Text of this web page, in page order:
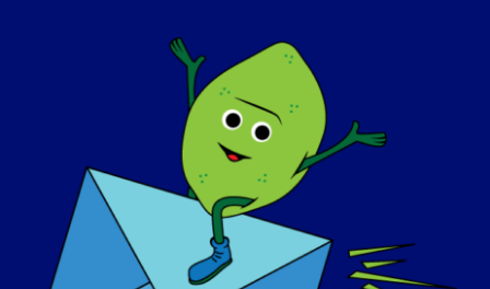
Connecting For A Cure Casino Night
2024
Подробности